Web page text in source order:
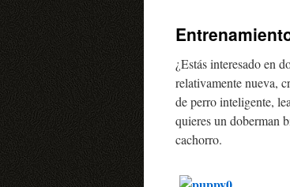
contenido
¿Estás interesado en
relativamente nueva,
de perro inteligente,
quieres un doberman
cachorro.